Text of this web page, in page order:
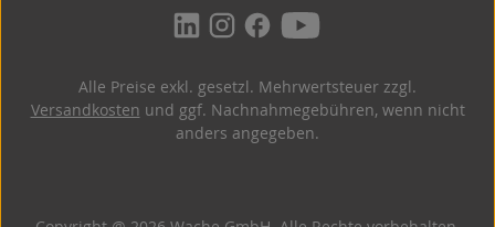
Alle Preise exkl. gesetzl. Mehrwertsteuer zzgl.
Versandkosten und ggf. Nachnahmegebühren, wenn nicht
anders angegeben.